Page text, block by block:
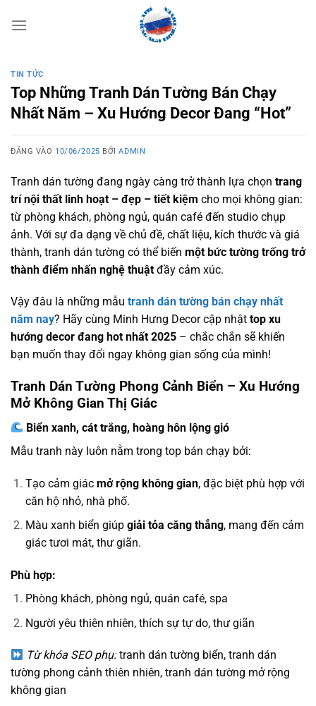
qua
TIN TỨC
Top Những Tranh Dán Tường Bán Chạy
Nhất Năm – Xu Hướng Decor Đang “Hot”
ĐĂNG VÀO 10/06/2025 BỞIADMIN
Tranh dán tường đang ngày càng trở thành lựa chọn trang
trí nội thất linh hoạt – đẹp – tiết kiệm cho mọi không gian:
từ phòng khách, phòng ngủ, quán café đến studio chụp
ảnh. Với sự đa dạng về chủ đề, chất liệu, kích thước và giá
thành, tranh dán tường có thể biến một bức tường trống trở
thành điểm nhấn nghệ thuật đầy cảm xúc.
Vậy đâu là những mẫu tranh dán tường bán chạy nhất
năm nay? Hãy cùng Minh Hưng Decor cập nhật top xu
hướng decor đang hot nhất 2025 – chắc chắn sẽ khiến
bạn muốn thay đổi ngay không gian sống của mình!
Tranh Dán Tường Phong Cảnh Biển – Xu Hướng
Mở Không Gian Thị Giác
Biển xanh, cát trắng, hoàng hôn lộng gió
Mẫu tranh này luôn nằm trong top bán chạy bởi:
Tạo cảm giác mở rộng không gian, đặc biệt phù hợp với
căn hộ nhỏ, nhà phố.
Màu xanh biển giúp giải tỏa căng thẳng, mang đến cảm
giác tươi mát, thư giãn.
Phù hợp:
Phòng khách, phòng ngủ, quán café, spa
Người yêu thiên nhiên, thích sự tự do, thư giãn
Từ khóa SEO phụ: tranh dán tường biển, tranh dán
tường phong cảnh thiên nhiên, tranh dán tường mở rộng
không gian